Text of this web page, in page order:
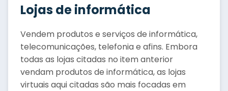
Lojas de informática
Vendem produtos e serviços de informática,
telecomunicações, telefonia e afins. Embora
todas as lojas citadas no item anterior
vendam produtos de informática, as lojas
virtuais aqui citadas são mais focadas em